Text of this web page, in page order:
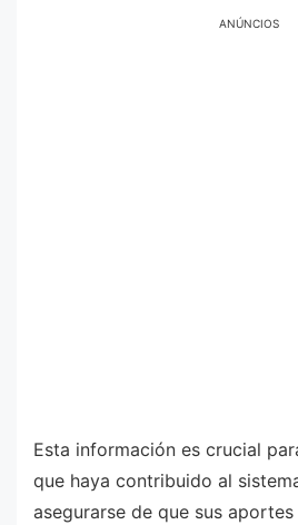
ANÚNCIOS
Esta información es crucial
que haya contribuido al
asegurarse de que sus